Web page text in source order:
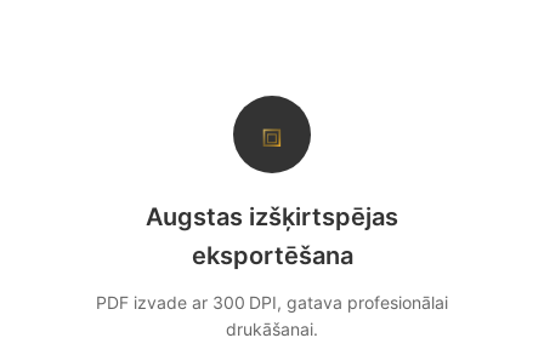
⧈
Augstas izšķirtspējas
eksportēšana
PDF izvade ar 300 DPI, gatava profesionālai
drukāšanai.